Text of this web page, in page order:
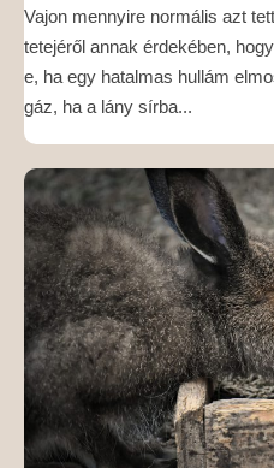
Vajon mennyire normális azt
tetejéről annak érdekében,
e, ha egy hatalmas hullám
gáz, ha a lány sírba...